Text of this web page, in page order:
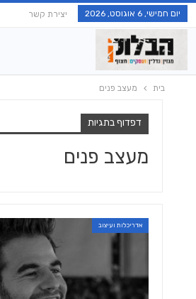
יום חמישי, 6 אוגוסט, 2026 יצירת קשר
בית מעצב פנים
דפדוף בתגיות
מעצב פנים
אדריכלות ועיצוב